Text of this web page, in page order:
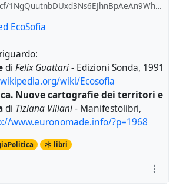
https://43110.cf/1NgQuutnbDUxd3Ns6EJhnBpAeAn9WhYxx5/
EcoSofia
di Felix Guattari- Edizioni Sonda, 1991
wiki/Ecosofia
Nuove cartografie dei territori e
di Tiziana Villani- Manifestolibri,
www.euronomade.info/?p=1968
libri